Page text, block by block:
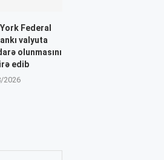
Federal
valyuta
olunmasını
edib
2026